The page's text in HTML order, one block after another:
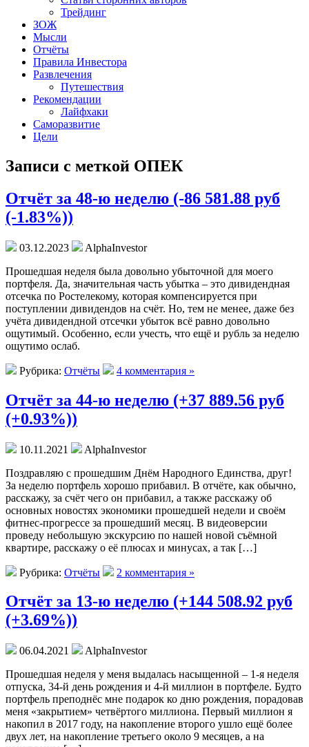
Трейдинг
ЗОЖ
Мысли
Отчёты
Правила Инвестора
Развлечения
Путешествия
Рекомендации
Лайфхаки
Саморазвитие
Цели
Записи с меткой ОПЕК
Отчёт за 48-ю неделю (-86 581.88 руб
(-1.83%))
03.12.2023
AlphaInvestor
Прошедшая неделя была довольно убыточной для моего
портфеля. Да, значительная часть убытка – это дивидендная
отсечка по Ростелекому, которая компенсируется при
поступлении дивидендов на счёт. Но, тем не менее, даже без
учёта дивидендной отсечки убыток всё равно довольно
ощутимый. Особенно, если учесть, что ещё и рубль за неделю
ощутимо ослаб.
Рубрика: Отчёты 4 комментария »
Отчёт за 44-ю неделю (+37 889.56 руб
(+0.93%))
10.11.2021
AlphaInvestor
Поздравляю с прошедшим Днём Народного Единства, друг!
За неделю портфель хорошо прибавил. В отчёте, как обычно,
расскажу, за счёт чего он прибавил, а также расскажу об
основных новостях экономики прошедшей недели и своём
фитнес-прогрессе за прошедший месяц. В видеоверсии
проведу небольшую экскурсию по нашей новой съёмной
квартире, расскажу о её плюсах и минусах, а так […]
Рубрика: Отчёты 2 комментария »
Отчёт за 13-ю неделю (+144 508.92 руб
(+3.69%))
06.04.2021
AlphaInvestor
Прошедшая неделя у меня выдалась насыщенной – 1-я неделя
отпуска, 34-й день рождения и 4-й миллион в портфеле. Будто
портфель преподнёс мне подарок ко дню рождения, порадовав
меня «закрытием» четвёртого миллиона. Первый миллион я
накопил в 2017 году, на накопление второго ушло ещё более
двух лет, на накопление третьего около 9 месяцев, а на